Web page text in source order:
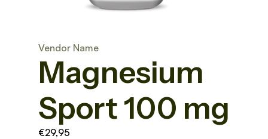
Vendor Name
Magnesium
Sport 100 mg
€29,95